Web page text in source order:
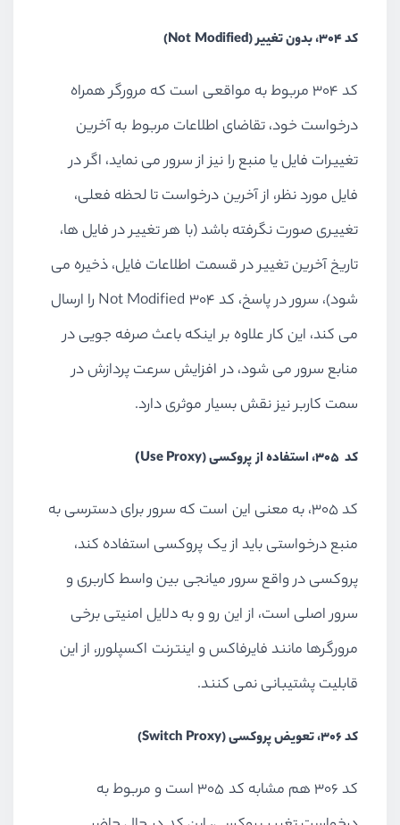
کد 304، بدون تغییر (Not Modified)
کد 304 مربوط به مواقعی است که مرورگر همراه
درخواست خود، تقاضای اطلاعات مربوط به آخرین
تغییرات فایل یا منبع را نیز از سرور می نماید، اگر در
فایل مورد نظر، از آخرین درخواست تا لحظه فعلی،
تغییری صورت نگرفته باشد (با هر تغییر در فایل ها،
تاریخ آخرین تغییر در قسمت اطلاعات فایل، ذخیره می
شود)، سرور در پاسخ، کد 304 Not Modified را ارسال
می کند، این کار علاوه بر اینکه باعث صرفه جویی در
منابع سرور می شود، در افزایش سرعت پردازش در
سمت کاربر نیز نقش بسیار موثری دارد.
کد 305، استفاده از پروکسی (Use Proxy )
کد 305، به معنی این است که سرور برای دسترسی به
منبع درخواستی باید از یک پروکسی استفاده کند،
پروکسی در واقع سرور میانجی بین واسط کاربری و
سرور اصلی است، از این رو و به دلایل امنیتی برخی
مرورگرها مانند فایرفاکس و اینترنت اکسپلورر، از این
قابلیت پشتیبانی نمی کنند.
کد 306، تعویض پروکسی (Switch Proxy)
کد 306 هم مشابه کد 305 است و مربوط به